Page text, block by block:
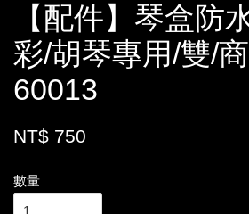
【配件】琴盒防
彩/胡琴專用/雙/
60013
NT$ 750
數量